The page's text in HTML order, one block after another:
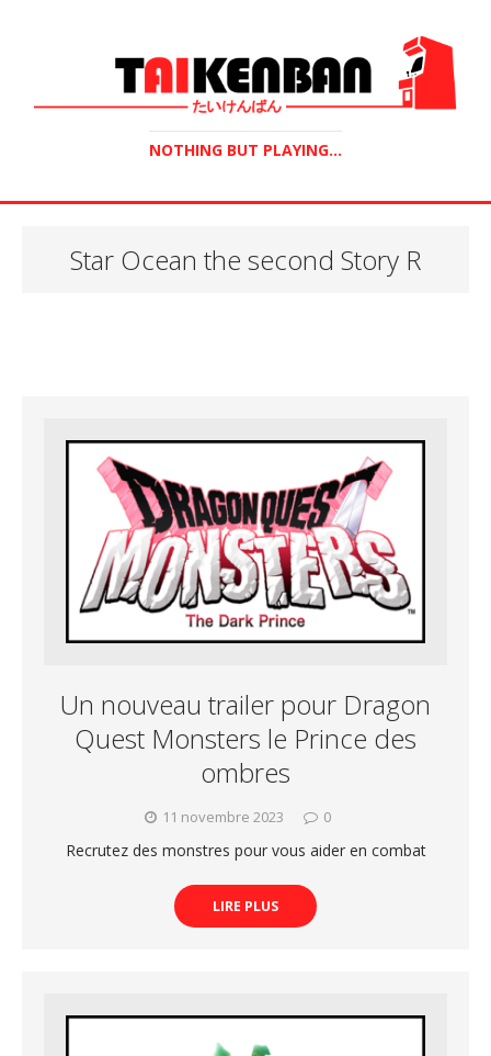
NOTHING BUT PLAYING...
Star Ocean the second Story R
Un nouveau trailer pour Dragon
Quest Monsters le Prince des
ombres
11 novembre 2023 0
Recrutez des monstres pour vous aider en combat
LIRE PLUS